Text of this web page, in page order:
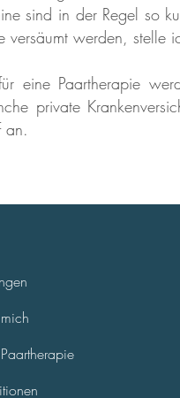
sind in der Regel so
versäumt werden, stelle
eine Paartherapie
private
an.